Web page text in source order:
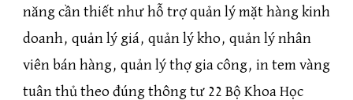
năng cần thiết như hỗ trợ quản lý mặt hàng kinh
doanh, quản lý giá, quản lý kho, quản lý nhân
viên bán hàng, quản lý thợ gia công, in tem vàng
tuân thủ theo đúng thông tư 22 Bộ Khoa Học